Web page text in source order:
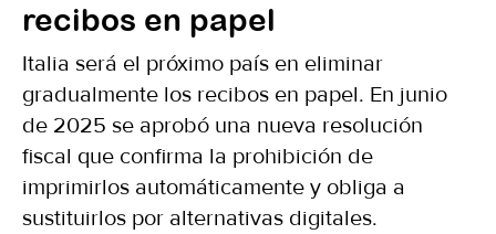
recibos en papel
Italia será el próximo país en eliminar
gradualmente los recibos en papel. En junio
de 2025 se aprobó una nueva resolución
fiscal que confirma la prohibición de
imprimirlos automáticamente y obliga a
sustituirlos por alternativas digitales.